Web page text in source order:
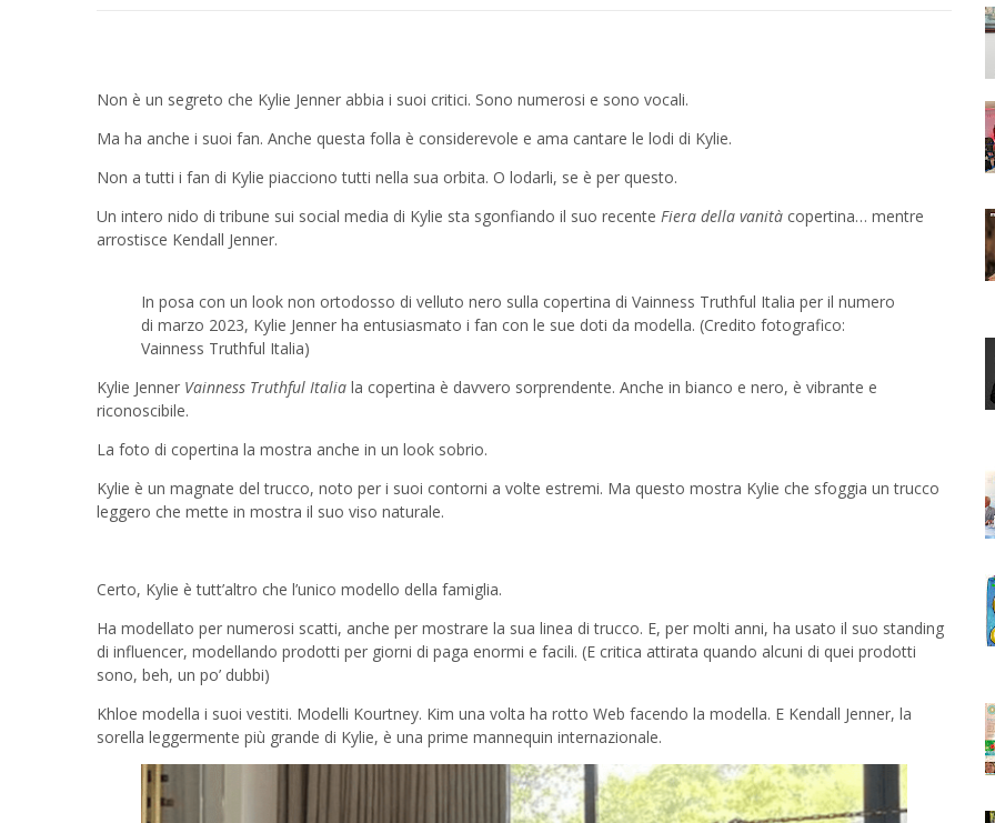
Non è un segreto che Kylie Jenner abbia i suoi critici. Sono numerosi e sono vocali.
Ma ha anche i suoi fan. Anche questa folla è considerevole e ama cantare le lodi di Kylie.
Non a tutti i fan di Kylie piacciono tutti nella sua orbita. O lodarli, se è per questo.
Un intero nido di tribune sui social media di Kylie sta sgonfiando il suo recente Fiera della vanità copertina… mentre
arrostisce Kendall Jenner.
In posa con un look non ortodosso di velluto nero sulla copertina di Vainness Truthful Italia per il numero
di marzo 2023, Kylie Jenner ha entusiasmato i fan con le sue doti da modella. (Credito fotografico:
Vainness Truthful Italia)
Kylie Jenner Vainness Truthful Italia la copertina è davvero sorprendente. Anche in bianco e nero, è vibrante e
riconoscibile.
La foto di copertina la mostra anche in un look sobrio.
Kylie è un magnate del trucco, noto per i suoi contorni a volte estremi. Ma questo mostra Kylie che sfoggia un trucco
leggero che mette in mostra il suo viso naturale.
Certo, Kylie è tutt’altro che l’unico modello della famiglia.
Ha modellato per numerosi scatti, anche per mostrare la sua linea di trucco. E, per molti anni, ha usato il suo standing
di influencer, modellando prodotti per giorni di paga enormi e facili. (E critica attirata quando alcuni di quei prodotti
sono, beh, un po’ dubbi)
Khloe modella i suoi vestiti. Modelli Kourtney. Kim una volta ha rotto Web facendo la modella. E Kendall Jenner, la
sorella leggermente più grande di Kylie, è una prime mannequin internazionale.